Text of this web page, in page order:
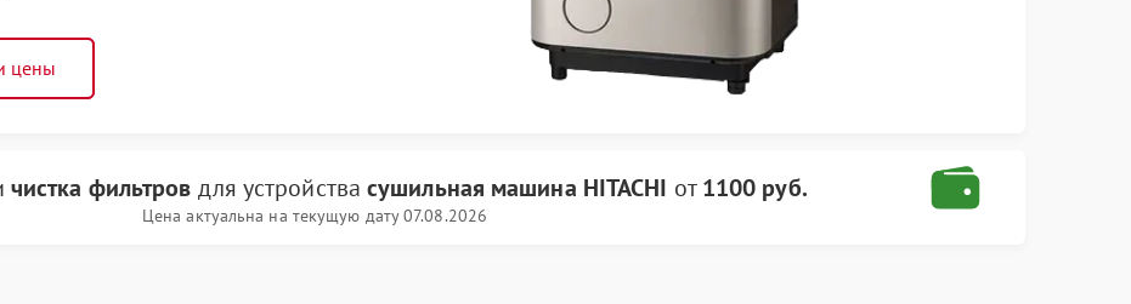
цены
чистка фильтров для устройствасушильная машина HITACHI от1100 руб.
Цена актуальна на текущую дату 07.08.2026